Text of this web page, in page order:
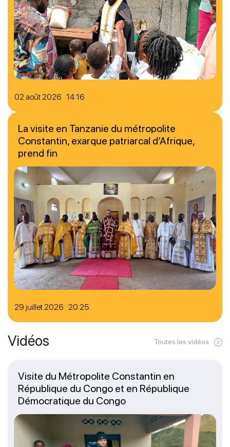
02 août 2026 14:16
29 juillet 2026 20:25
La visite en Tanzanie du métropolite
Constantin, exarque patriarcal d’Afrique,
prend fin
Vidéos Toutes les vidéos
Visite du Métropolite Constantin en
République du Congo et en République
Démocratique du Congo